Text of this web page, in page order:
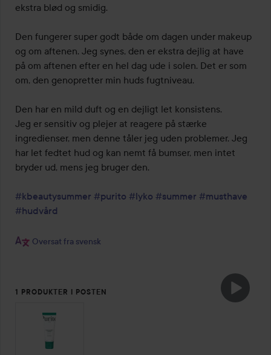
ekstra blød og smidig.
Den fungerer super godt både om dagen under makeup
og om aftenen. Jeg synes, den er ekstra dejlig at have
på om aftenen efter en hel dag ude i solen. Det er som
om, den genopretter min huds fugtniveau.
Den har en mild duft og en dejligt let konsistens.
Jeg er sensitiv og plejer at reagere på stærke
ingredienser, men denne tåler jeg uden problemer. Jeg
har let fedtet hud og kan nemt få bumser, men intet
bryder ud, mens jeg bruger den.
#kbeautysummer #purito #lyko #summer #musthave
#hudvård
Oversat fra svensk
1 PRODUKTER I POSTEN